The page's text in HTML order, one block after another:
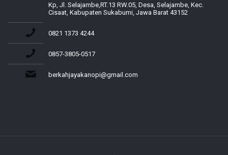
Kp, Jl. Selajambe,RT.13 RW.05, Desa, Selajambe, Kec.
Cisaat, Kabupaten Sukabumi, Jawa Barat 43152
0821 1373 4244
0857-3805-0517
berkahjayakanopi@gmail.com